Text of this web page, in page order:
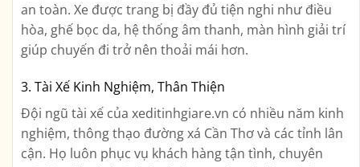
an toàn. Xe được trang bị đầy đủ tiện nghi như điều
hòa, ghế bọc da, hệ thống âm thanh, màn hình giải trí
giúp chuyến đi trở nên thoải mái hơn.
3. Tài Xế Kinh Nghiệm, Thân Thiện
Đội ngũ tài xế của xeditinhgiare.vn có nhiều năm kinh
nghiệm, thông thạo đường xá Cần Thơ và các tỉnh lân
cận. Họ luôn phục vụ khách hàng tận tình, chuyên